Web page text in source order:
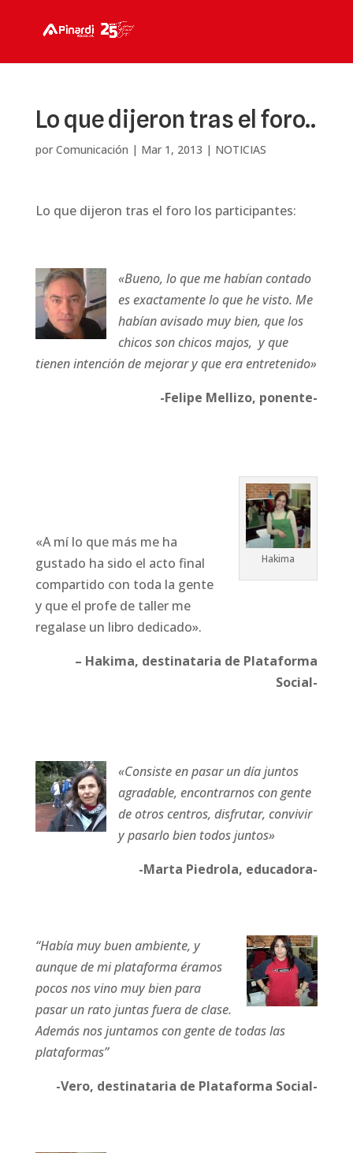
Lo que dijeron tras el foro..
por Comunicación | Mar 1, 2013 | NOTICIAS
Lo que dijeron tras el foro los participantes:
«Bueno, lo que me habían contado
es exactamente lo que he visto. Me
habían avisado muy bien, que los
chicos son chicos majos, y que
tienen intención de mejorar y que era entretenido»
-Felipe Mellizo, ponente-
Hakima
«A mí lo que más me ha
gustado ha sido el acto final
compartido con toda la gente
y que el profe de taller me
regalase un libro dedicado».
– Hakima, destinataria de Plataforma
Social-
«Consiste en pasar un día juntos
agradable, encontrarnos con gente
de otros centros, disfrutar, convivir
y pasarlo bien todos juntos»
-Marta Piedrola, educadora-
“Había muy buen ambiente, y
aunque de mi plataforma éramos
pocos nos vino muy bien para
pasar un rato juntas fuera de clase.
Además nos juntamos con gente de todas las
plataformas”
-Vero, destinataria de Plataforma Social-